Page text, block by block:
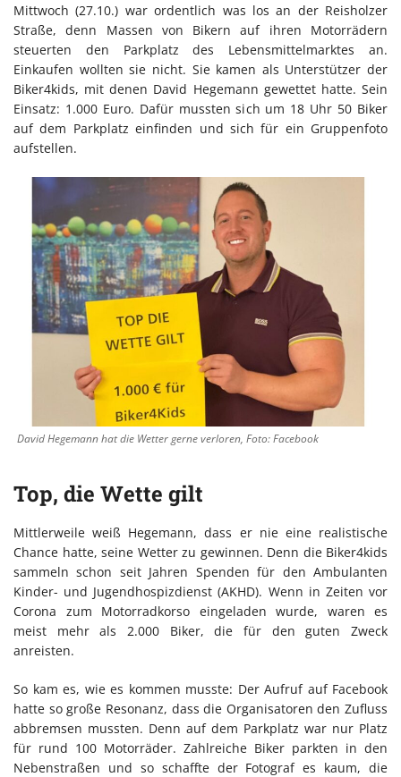
Mittwoch (27.10.) war ordentlich was los an der Reisholzer
Straße, denn Massen von Bikern auf ihren Motorrädern
steuerten den Parkplatz des Lebensmittelmarktes an.
Einkaufen wollten sie nicht. Sie kamen als Unterstützer der
Biker4kids, mit denen David Hegemann gewettet hatte. Sein
Einsatz: 1.000 Euro. Dafür mussten sich um 18 Uhr 50 Biker
auf dem Parkplatz einfinden und sich für ein Gruppenfoto
aufstellen.
David Hegemann hat die Wetter gerne verloren, Foto: Facebook
Top, die Wette gilt
Mittlerweile weiß Hegemann, dass er nie eine realistische
Chance hatte, seine Wetter zu gewinnen. Denn die Biker4kids
sammeln schon seit Jahren Spenden für den Ambulanten
Kinder- und Jugendhospizdienst (AKHD). Wenn in Zeiten vor
Corona zum Motorradkorso eingeladen wurde, waren es
meist mehr als 2.000 Biker, die für den guten Zweck
anreisten.
So kam es, wie es kommen musste: Der Aufruf auf Facebook
hatte so große Resonanz, dass die Organisatoren den Zufluss
abbremsen mussten. Denn auf dem Parkplatz war nur Platz
für rund 100 Motorräder. Zahlreiche Biker parkten in den
Nebenstraßen und so schaffte der Fotograf es kaum, die